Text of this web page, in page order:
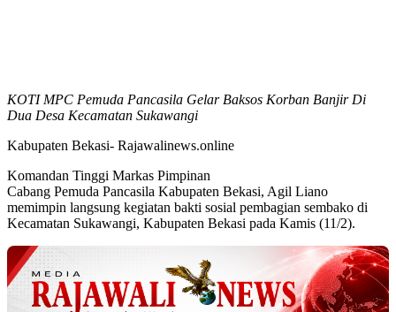
KOTI MPC Pemuda Pancasila Gelar Baksos Korban Banjir Di
Dua Desa Kecamatan Sukawangi
Kabupaten Bekasi- Rajawalinews.online
Komandan Tinggi Markas Pimpinan
Cabang Pemuda Pancasila Kabupaten Bekasi, Agil Liano
memimpin langsung kegiatan bakti sosial pembagian sembako di
Kecamatan Sukawangi, Kabupaten Bekasi pada Kamis (11/2).